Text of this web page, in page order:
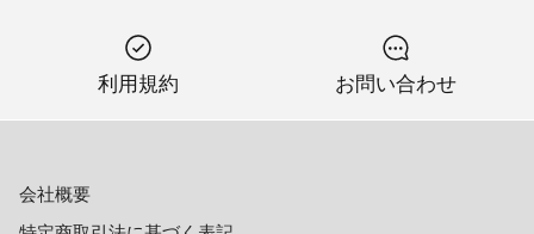
利用規約 お問い合わせ
会社概要